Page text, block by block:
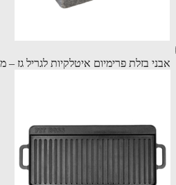
בזלת פרימיום איטלקיות לגריל גז – מארז 32 יחידות